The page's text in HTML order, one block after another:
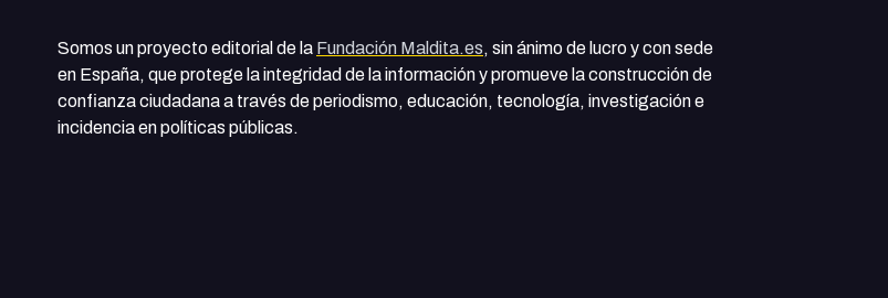
Somos un proyecto editorial de la Fundación Maldita.es, sin ánimo de lucro y con sede
en España, que protege la integridad de la información y promueve la construcción de
confianza ciudadana a través de periodismo, educación, tecnología, investigación e
incidencia en políticas públicas.